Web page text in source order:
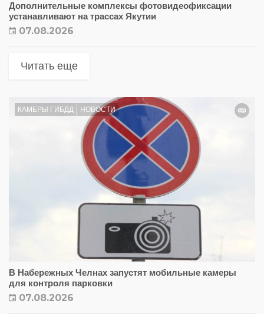
Дополнительные комплексы фотовидеофиксации
устанавливают на трассах Якутии
07.08.2026
Читать еще
КАМЕРЫ ГИБДД НОВОСТИ
В Набережных Челнах запустят мобильные камеры
для контроля парковки
07.08.2026